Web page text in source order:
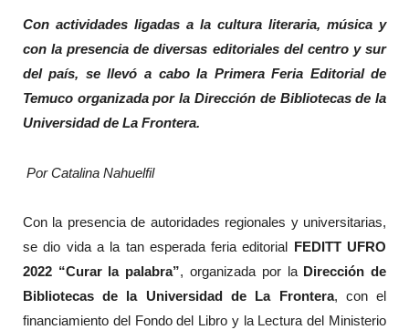
Con actividades ligadas a la cultura literaria, música y
con la presencia de diversas editoriales del centro y sur
del país, se llevó a cabo la Primera Feria Editorial de
Temuco organizada por la Dirección de Bibliotecas de la
Universidad de La Frontera.
Por Catalina Nahuelfil
Con la presencia de autoridades regionales y universitarias,
se dio vida a la tan esperada feria editorial FEDITT UFRO
2022 “Curar la palabra”, organizada por la Dirección de
Bibliotecas de la Universidad de La Frontera, con el
financiamiento del Fondo del Libro y la Lectura del Ministerio